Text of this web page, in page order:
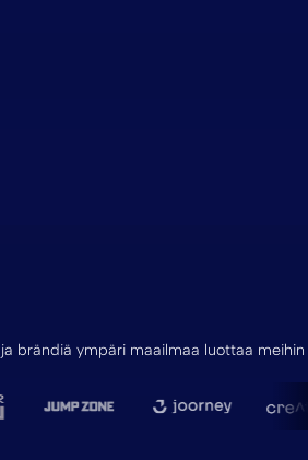
brändiä ympäri maailmaa luottaa meihin